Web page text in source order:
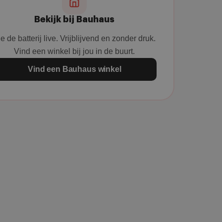
Bekijk bij Bauhaus
de batterij live. Vrijblijvend en zonder druk.
Vind een winkel bij jou in de buurt.
Vind een Bauhaus winkel